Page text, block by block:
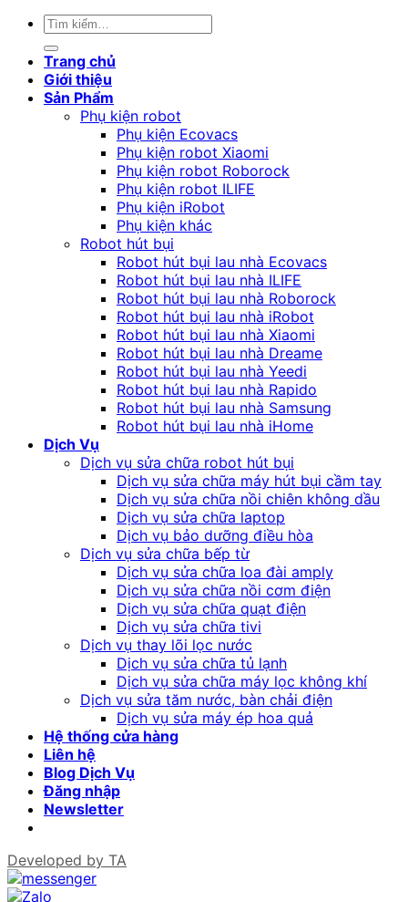
Tìm
kiếm:
Trang chủ
Giới thiệu
Sản Phẩm
Phụ kiện robot
Phụ kiện Ecovacs
Phụ kiện robot Xiaomi
Phụ kiện robot Roborock
Phụ kiện robot ILIFE
Phụ kiện iRobot
Phụ kiện khác
Robot hút bụi
Robot hút bụi lau nhà Ecovacs
Robot hút bụi lau nhà ILIFE
Robot hút bụi lau nhà Roborock
Robot hút bụi lau nhà iRobot
Robot hút bụi lau nhà Xiaomi
Robot hút bụi lau nhà Dreame
Robot hút bụi lau nhà Yeedi
Robot hút bụi lau nhà Rapido
Robot hút bụi lau nhà Samsung
Robot hút bụi lau nhà iHome
Dịch Vụ
Dịch vụ sửa chữa robot hút bụi
Dịch vụ sửa chữa máy hút bụi cầm tay
Dịch vụ sửa chữa nồi chiên không dầu
Dịch vụ sửa chữa laptop
Dịch vụ bảo dưỡng điều hòa
Dịch vụ sửa chữa bếp từ
Dịch vụ sửa chữa loa đài amply
Dịch vụ sửa chữa nồi cơm điện
Dịch vụ sửa chữa quạt điện
Dịch vụ sửa chữa tivi
Dịch vụ thay lõi lọc nước
Dịch vụ sửa chữa tủ lạnh
Dịch vụ sửa chữa máy lọc không khí
Dịch vụ sửa tăm nước, bàn chải điện
Dịch vụ sửa máy ép hoa quả
Hệ thống cửa hàng
Liên hệ
Blog Dịch Vụ
Đăng nhập
Newsletter
Developed by TA